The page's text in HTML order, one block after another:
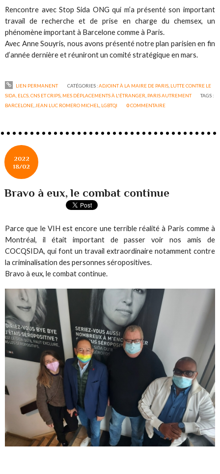
Rencontre avec Stop Sida ONG qui m’a présenté son important
travail de recherche et de prise en charge du chemsex, un
phénomène important à Barcelone comme à Paris.
Avec Anne Souyris, nous avons présenté notre plan parisien en fin
d’année dernière et réuniront un comité stratégique en mars.
LIEN PERMANENT CATÉGORIES :ADJOINT À LA MAIRE DE PARIS, LUTTE CONTRE LE
SIDA, ELCS, CNS ET CRIPS MES DÉPLACEMENTS À L'ÉTRANGER PARIS AUTREMENT
TAGS :
BARCELONE JEAN LUC ROMERO MICHEL LGBTQI 0COMMENTAIRE
2022
18/02
Bravo à eux, le combat continue
Parce que le VIH est encore une terrible réalité à Paris comme à
Montréal, il était important de passer voir nos amis de
COCQSIDA, qui font un travail extraordinaire notamment contre
la criminalisation des personnes séropositives.
Bravo à eux, le combat continue.